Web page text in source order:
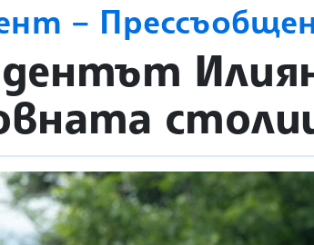
–